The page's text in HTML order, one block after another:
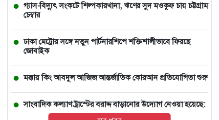
গ্যাস-বিদ্যুৎ সংকটে শিল্পকারখানা, ঋণের সুদ মওকুফ চায় চট্টগ্রাম
চেম্বার
ঢাকা মেট্রোর সঙ্গে নতুন পার্টনারশিপে শক্তিশালীভাবে ফিরছে
জোবাইক
মক্কায় কিং আবদুল আজিজ আন্তর্জাতিক কোরআন প্রতিযোগিতা শুরু
সাংবাদিক কল্যাণ ট্রাস্টের বরাদ্দ বাড়ানোর উদ্যোগ নেওয়া হয়েছে:
তথ্য প্রতিমন্ত্রী